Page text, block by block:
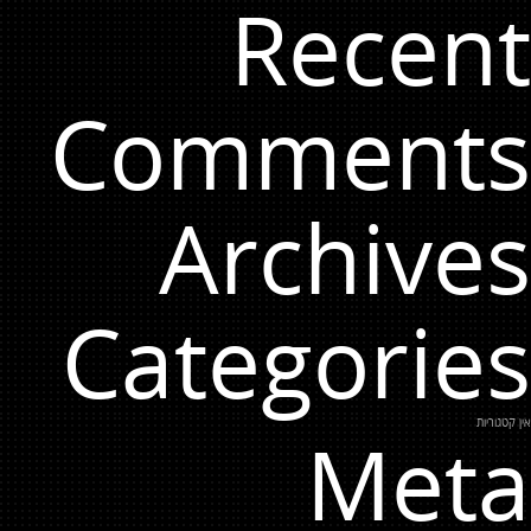
Recent
Comments
Archives
Categories
אין קטגוריות
Meta